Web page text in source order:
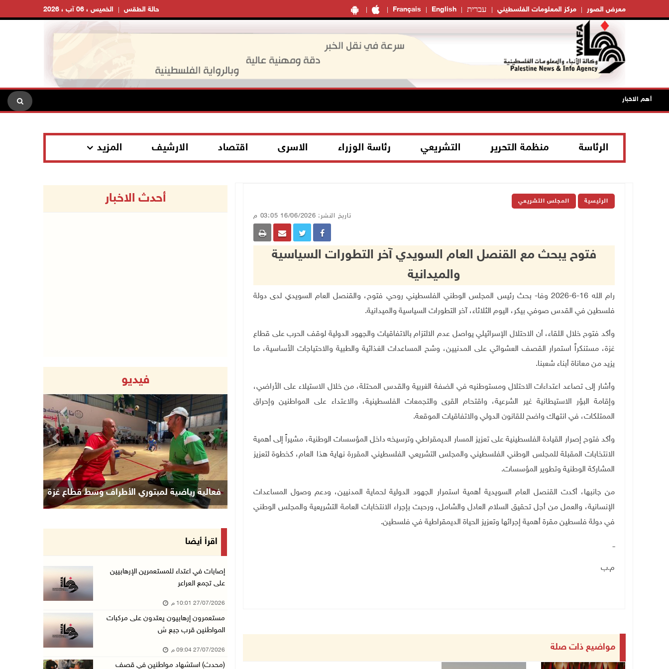
Français English עברית مركز المعلومات الفلسطيني معرض الصور الخميس ، 06 آب ، 2026 حالة الطقس
أهم الاخبار
الرئاسة منظمة التحرير التشريعي رئاسة الوزراء الاسرى اقتصاد الارشيف المزيد
الرئيسية المجلس التشريعي
تاريخ النشر: 16/06/2026 03:05 م
فتوح يبحث مع القنصل العام السويدي آخر التطورات السياسية
والميدانية
رام الله 16-6-2026 وفا- بحث رئيس المجلس الوطني الفلسطيني روحي فتوح، والقنصل العام السويدي لدى دولة
فلسطين في القدس صوفي بيكر، اليوم الثلاثاء، آخر التطورات السياسية والميدانية.
وأكد فتوح خلال اللقاء، أن الاحتلال الإسرائيلي يواصل عدم الالتزام بالاتفاقيات والجهود الدولية لوقف الحرب على قطاع
غزة، مستنكراً استمرار القصف العشوائي على المدنيين، وشح المساعدات الغذائية والطبية والاحتياجات الأساسية، ما
يزيد من معاناة أبناء شعبنا.
وأشار إلى تصاعد اعتداءات الاحتلال ومستوطنيه في الضفة الغربية والقدس المحتلة، من خلال الاستيلاء على الأراضي،
وإقامة البؤر الاستيطانية غير الشرعية، واقتحام القرى والتجمعات الفلسطينية، والاعتداء على المواطنين وإحراق
الممتلكات، في انتهاك واضح للقانون الدولي والاتفاقيات الموقعة.
وأكد فتوح إصرار القيادة الفلسطينية على تعزيز المسار الديمقراطي وترسيخه داخل المؤسسات الوطنية، مشيراً إلى أهمية
الانتخابات المقبلة للمجلس الوطني الفلسطيني والمجلس التشريعي الفلسطيني المقررة نهاية هذا العام، كخطوة لتعزيز
المشاركة الوطنية وتطوير المؤسسات.
من جانبها، أكدت القنصل العام السويدية أهمية استمرار الجهود الدولية لحماية المدنيين، ودعم وصول المساعدات
الإنسانية، والعمل من أجل تحقيق السلام العادل والشامل، ورحبت بإجراء الانتخابات العامة التشريعية والمجلس الوطني
في دولة فلسطين مقرة أهمية إجرائها وتعزيز الحياة الديمقراطية في فلسطين.
ــ
م.ب
مواضيع ذات صلة
أحدث الاخبار
فيديو
فعالية رياضية لمبتوري الأطراف وسط قطاع غزة
Previous Next
اقرأ أيضا
إصابات في اعتداء للمستعمرين الإرهابيين
على تجمع العراعر
27/07/2026 10:01 م
مستعمرون إرهابيون يعتدون على مركبات
المواطنين قرب جبع ش
27/07/2026 09:04 م
(محدث) استشهاد مواطنين في قصف